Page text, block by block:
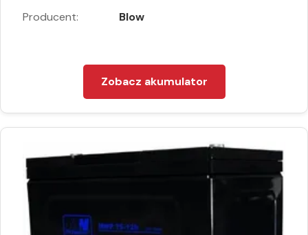
Producent: Blow
Zobacz akumulator